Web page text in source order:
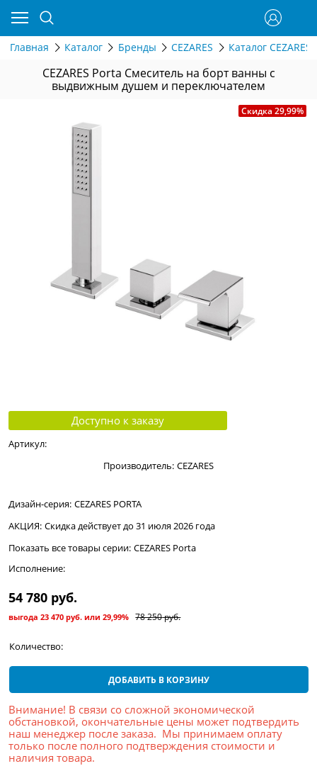
Главная Каталог Бренды CEZARES Каталог
CEZARES Porta Смеситель на борт ванны с
выдвижным душем и переключателем
Скидка 29,99%
Доступно к заказу
Артикул:
Производитель: CEZARES
Дизайн-серия: CEZARES PORTA
АКЦИЯ: Скидка действует до 31 июля 2026 года
Показать все товары серии: CEZARES Porta
Исполнение:
78 250 руб.
54 780 руб.
выгода 23 470 руб. или 29,99%
Количество:
ДОБАВИТЬ В КОРЗИНУ
Внимание! В связи со сложной экономической
обстановкой, окончательные цены может подтвердить
наш менеджер после заказа. Мы принимаем оплату
только после полного подтверждения стоимости и
наличия товара.